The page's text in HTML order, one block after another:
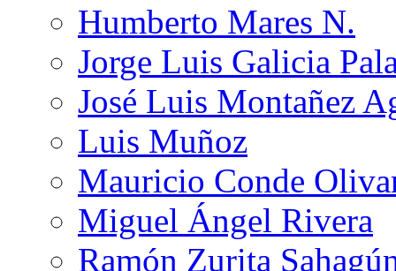
Humberto Mares N.
Jorge Luis Galicia
José Luis Montañez
Luis Muñoz
Mauricio Conde
Miguel Ángel Rivera
Ramón Zurita